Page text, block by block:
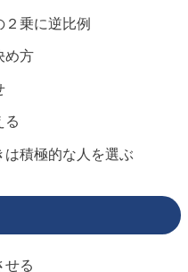
乗に逆比例
め方
る
積極的な人を選ぶ
せる